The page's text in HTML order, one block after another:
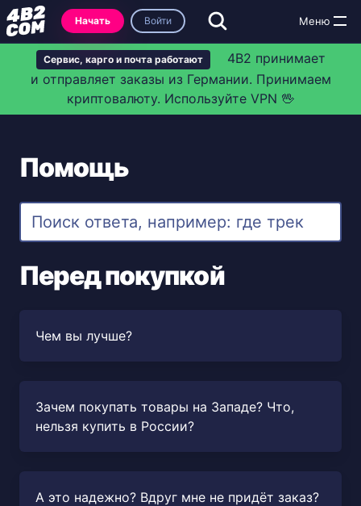
Сервис, карго и почта работают
4B2 принимает
и отправляет заказы из Германии. Принимаем
криптовалюту. Используйте VPN 🖖
Начать Войти
Помощь
Перед покупкой
Чем вы лучше?
Зачем покупать товары на Западе? Что,
нельзя купить в России?
А это надежно? Вдруг мне не придёт заказ?